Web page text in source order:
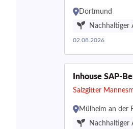
Dortmund
Nachhaltiger
02.08.2026
Inhouse SAP-
Salzgitter
Mülheim an der
Nachhaltiger